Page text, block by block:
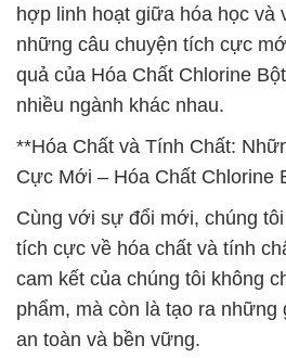
hợp linh hoạt giữa hóa học và
những câu chuyện tích cực
quả của Hóa Chất Chlorine
nhiều ngành khác nhau.
**Hóa Chất và Tính Chất:
Cực Mới – Hóa Chất Chlorine
Cùng với sự đổi mới, chúng
tích cực về hóa chất và tính
cam kết của chúng tôi không
phẩm, mà còn là tạo ra những
an toàn và bền vững.